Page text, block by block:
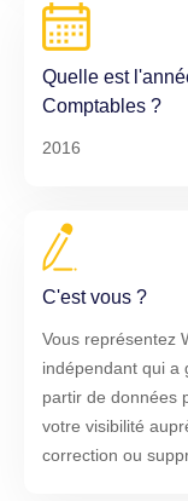
Quelle est
Comptables ?
2016
C'est vous ?
Vous représentez
indépendant qui a
partir de données
votre visibilité
correction ou